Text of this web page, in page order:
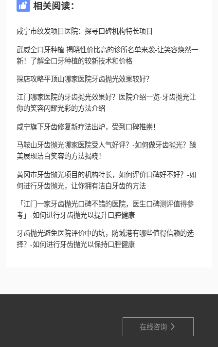
 相关阅读：
咸宁市纹发项目医院：探寻口碑机构特长项目
武威全口牙种植 揭晓性价比高的诊所名单来袭-让笑容焕然一
新！了解全口牙种植的较新技术和价格
探店攻略平顶山哪家医院牙齿抛光效果较好？
江门哪家医院的牙齿抛光效果好？医院介绍一览-牙齿抛光让
你的笑容闪耀光彩的方法介绍
咸宁旗下牙齿修复新疗法出炉，受到口碑推崇！
马鞍山牙齿抛光哪家医院受人气好评？-如何做牙齿抛光？臻
美展现洁白笑容的方法揭晓！
黄冈市牙齿抛光项目的机构特长，如何评价口碑好不好？-如
何进行牙齿抛光，让你拥有洁白牙齿的方法
「江门一家牙齿抛光口碑不错的医院，医生口碑测评值得参
考」-如何进行牙齿抛光以提升口腔健康
牙齿抛光避免医院评价中的坑，防城港有哪些值得信赖的选
择？-如何进行牙齿抛光以保持口腔健康
在线咨询 